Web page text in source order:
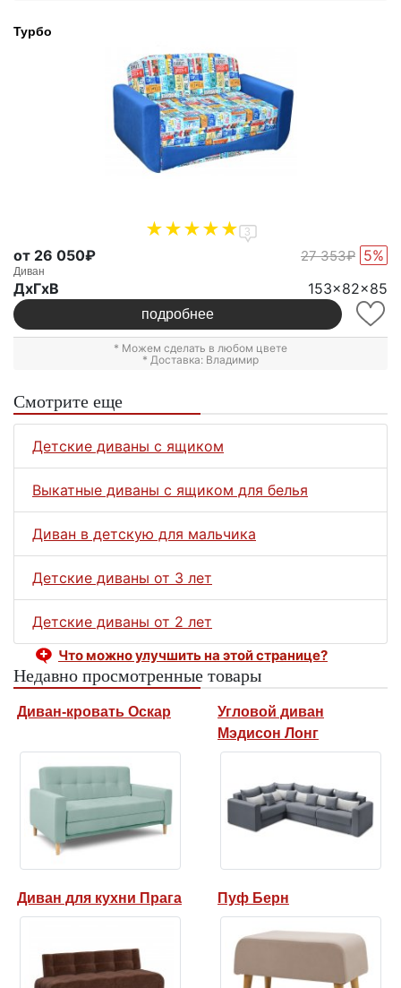
Турбо
3
от 26 050₽ 27 353₽ 5%
Диван
ДxГxВ 153x82x85
подробнее
* Можем сделать в любом цвете
* Доставка: Владимир
Смотрите еще
Детские диваны с ящиком
Выкатные диваны с ящиком для белья
Диван в детскую для мальчика
Детские диваны от 3 лет
Детские диваны от 2 лет
Что можно улучшить на этой странице?
Недавно просмотренные товары
Диван-кровать Оскар
Угловой диван
Мэдисон Лонг
Диван для кухни Прага Пуф Берн